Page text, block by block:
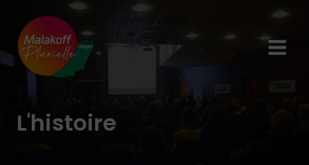
L'histoire